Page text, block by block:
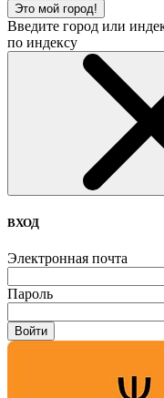
Это мой город!
Введите город или
по индексу
ВХОД
Электронная почта
Пароль
Войти